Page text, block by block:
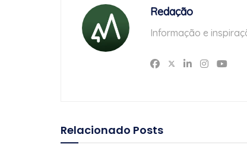
Redação
Informação e
Relacionado Posts